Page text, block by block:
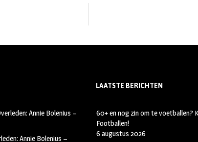
Annie Bolenius –
Annie Bolenius –
LAATSTE BERICHTEN
60+ en nog zin om te voetballen?
Footballen!
6 augustus 2026